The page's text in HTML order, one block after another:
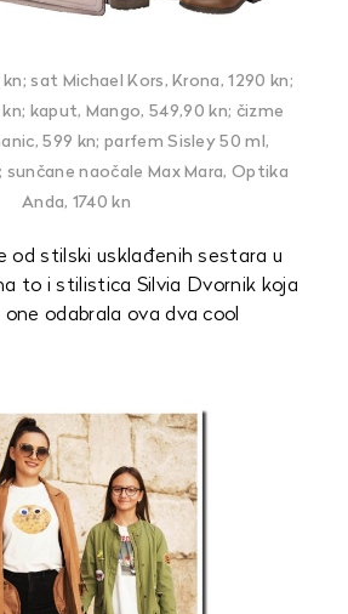
sat Michael Kors, Krona, 1290 kn;
kaput, Mango, 549,90 kn; čizme
599 kn; parfem Sisley 50 ml,
sunčane naočale Max Mara, Optika
Anda, 1740 kn
od stilski usklađenih sestara u
to i stilistica Silvia Dvornik koja
odabrala ova dva cool